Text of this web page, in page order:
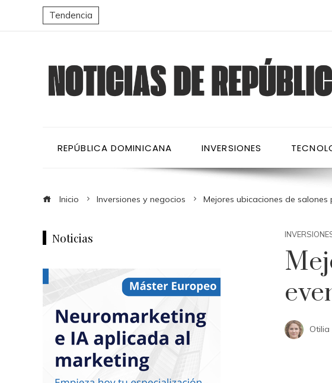
Tendencia
REPÚBLICA DOMINICANA INVERSIONES
Inicio Inversiones y negocios Mejores ubicaciones de
Noticias